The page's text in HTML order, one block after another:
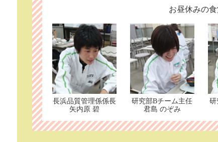
お昼休みの
長浜品質管理係係長
矢内原 碧
研究部Bチーム主任
君島 のぞみ
研